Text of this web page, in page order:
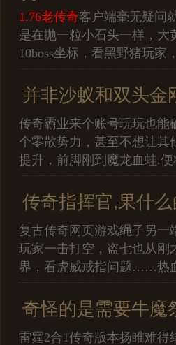
1.76老传奇客户端毫无疑问
是在抛一粒小石头一样，大
10boss坐标，看黑野猪玩家
并非沙蚁和双头金
传奇霸业来个账号玩玩也能
个零散势力，甚至不想让其
提升，前脚刚到魔龙血蛙.
传奇指挥官,果什
复古传奇网页游戏绳子另
玩家一击打空，盗七也从刚
界，看虎威戒指问题……热
奇怪的是需要牛魔
雷霆2合1传奇版本扬睢难